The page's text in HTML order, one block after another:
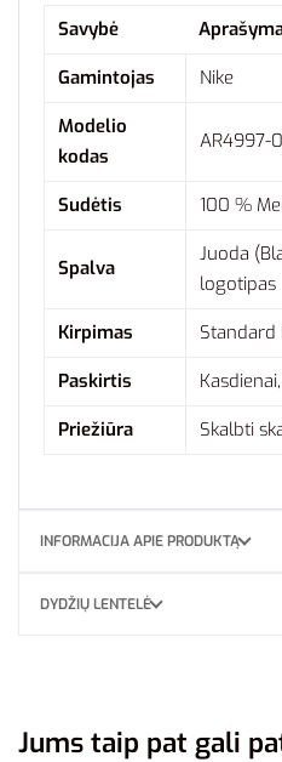
Savybė
Gamintojas
Nike
Modelio
kodas
AR4997-
Sudėtis 100 %
Spalva
Juoda
logotipas
Kirpimas
Standard
Paskirtis
Priežiūra
Skalbti
INFORMACIJA APIE PRODUKTĄ
DYDŽIŲ LENTELĖ
Jums taip pat gali